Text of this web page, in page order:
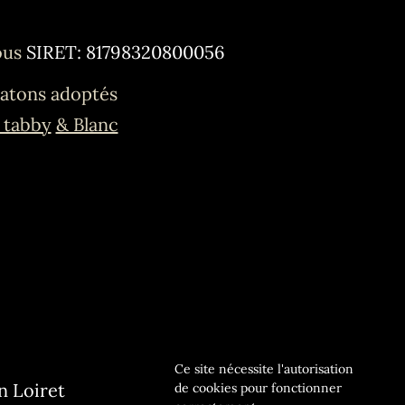
SIRET: 81798320800056
adoptés
& Blanc
Loiret
Ce site nécessite l'autorisation
de cookies pour fonctionner